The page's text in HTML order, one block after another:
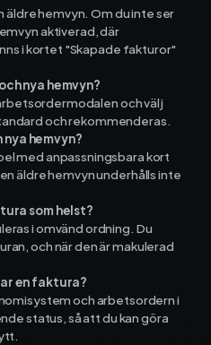
äldre hemvyn. Om du inte ser
aktiverad, där
i kortet "Skapade fakturor"
nya hemvyn?
och välj
och rekommenderas.
hemvyn?
med anpassningsbara kort
äldre hemvyn underhålls inte
som helst?
i omvänd ordning. Du
och när den är makulerad
en faktura?
och arbetsordern i
status, så att du kan göra